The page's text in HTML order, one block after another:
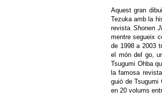
Aquest gran
Tezuka amb la
revista Shonen
mentre segueix
de 1998 a 2003
el món del go,
Tsugumi Ohba
la famosa
guió de Tsugumi
en 20 volums